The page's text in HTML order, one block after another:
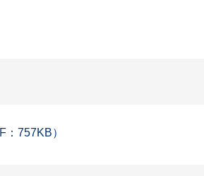
757KB）